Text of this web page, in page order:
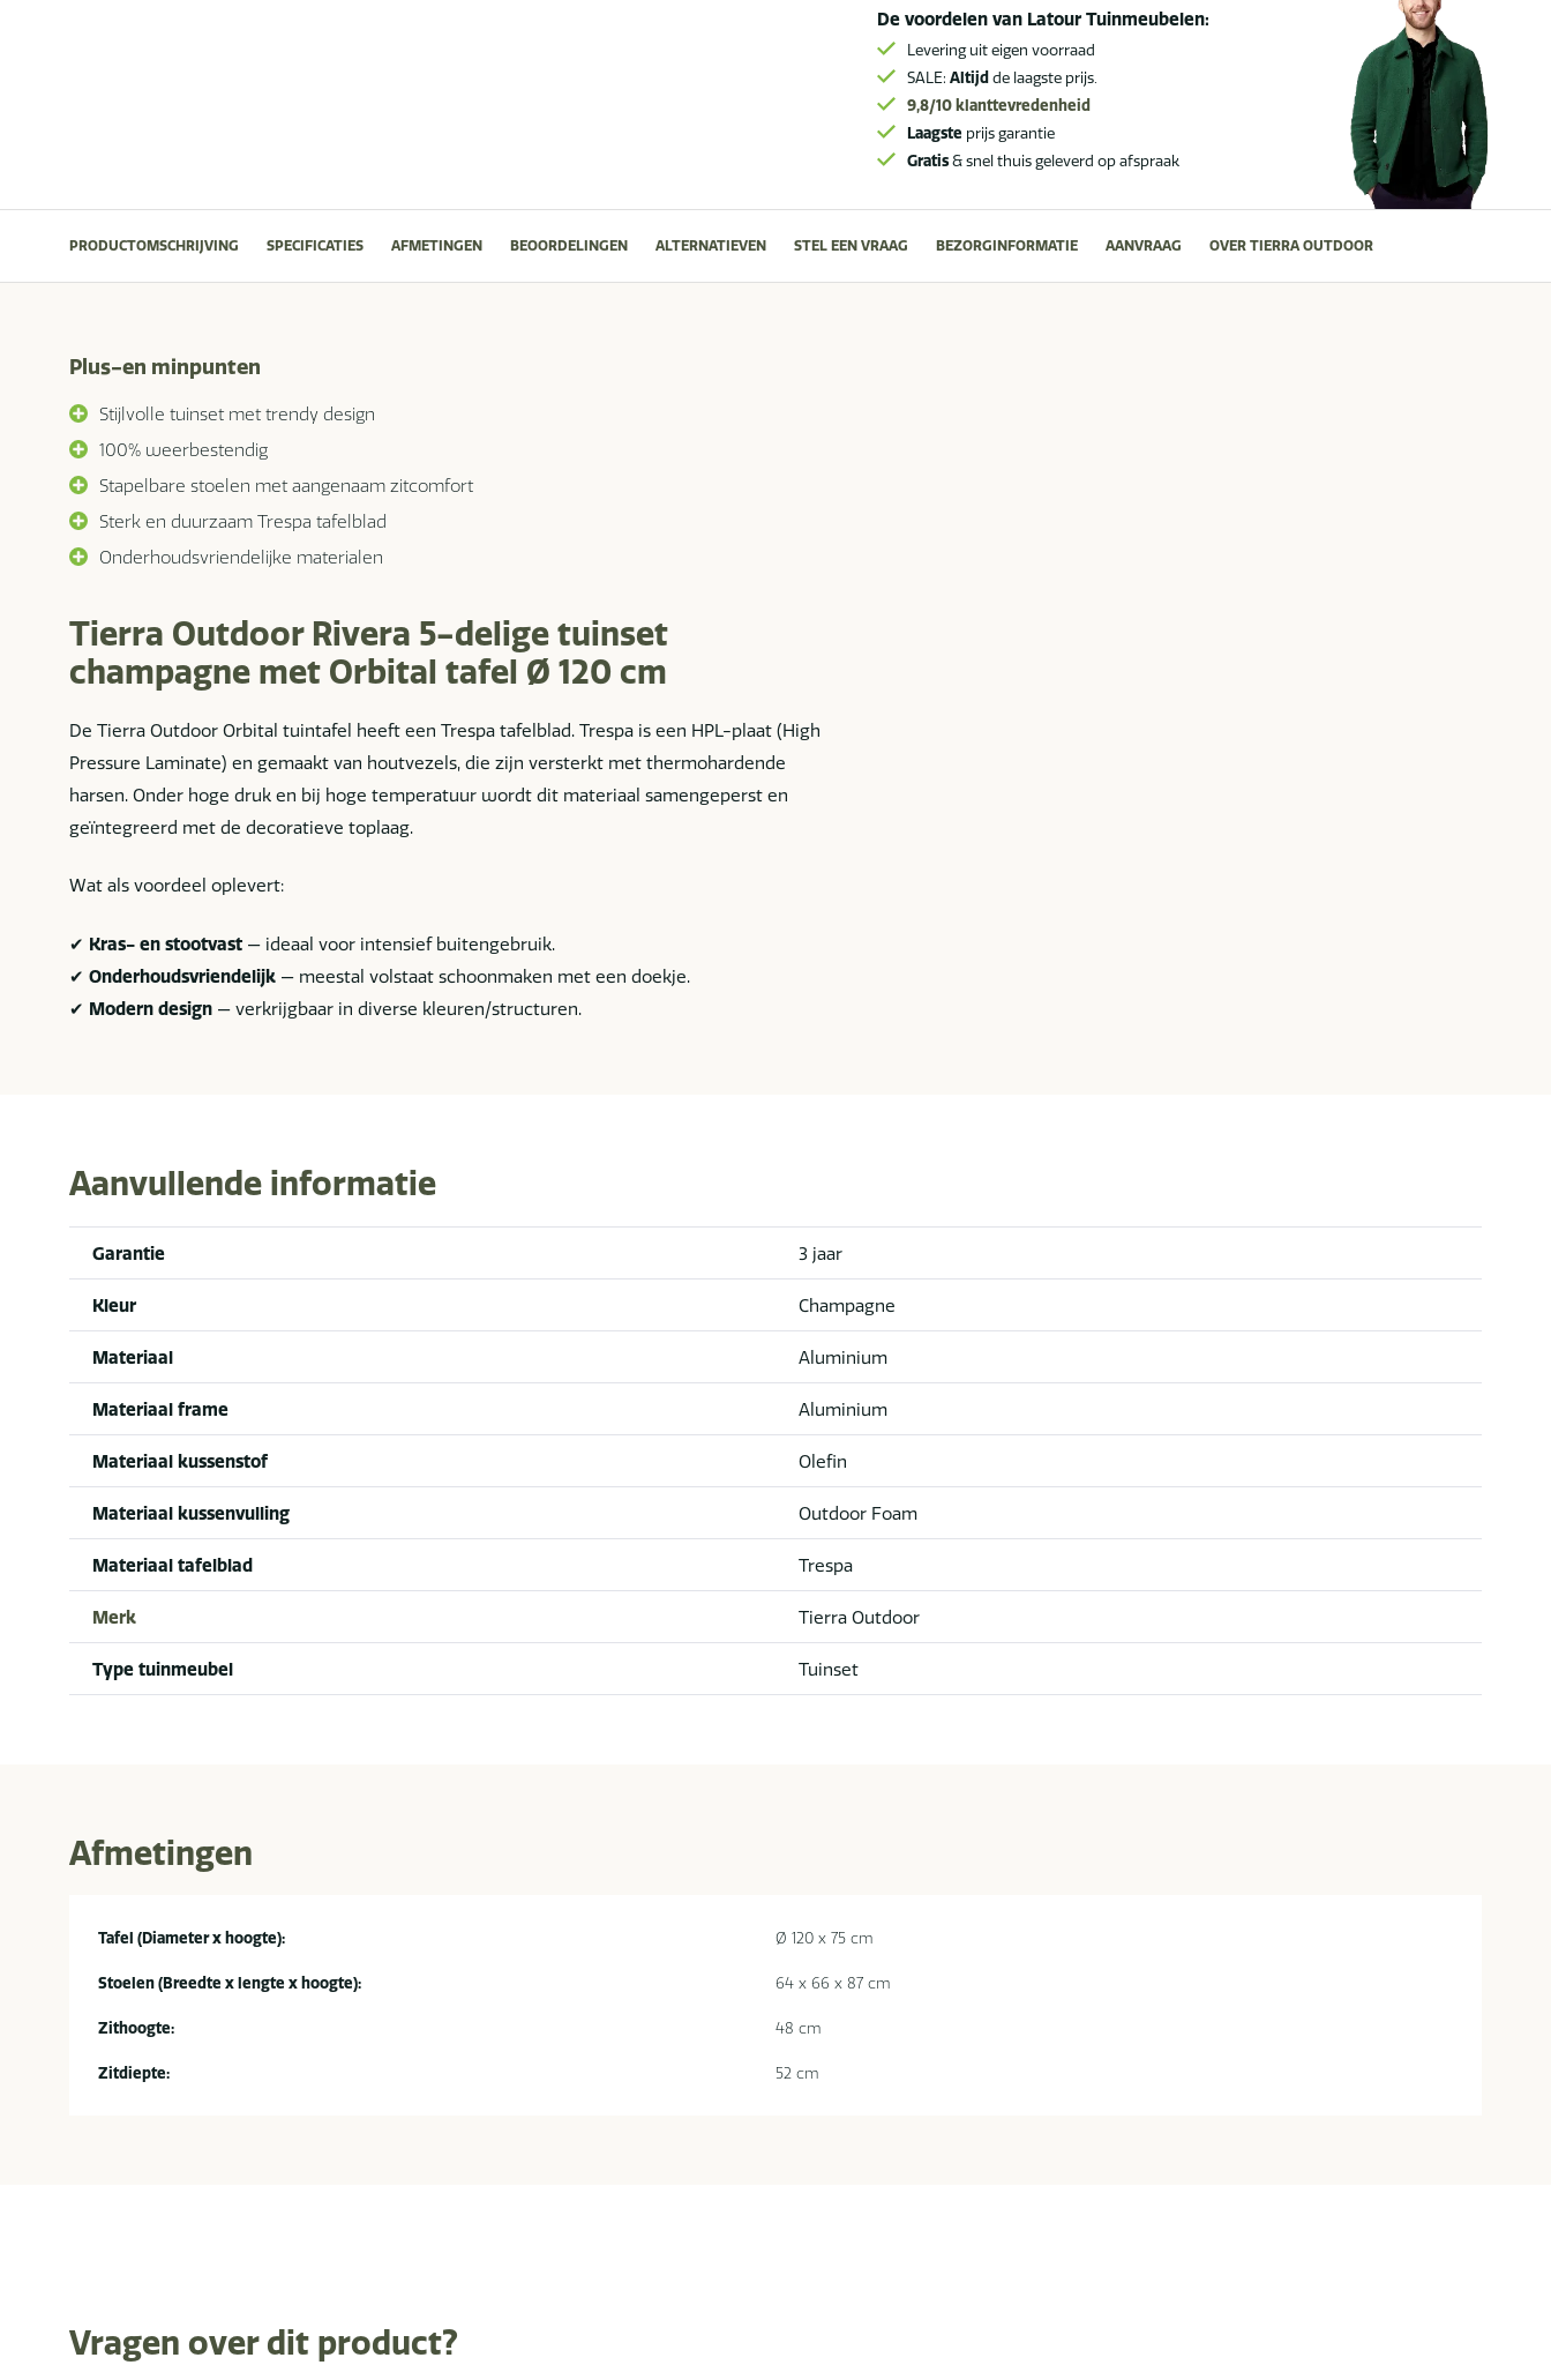
De voordelen van Latour Tuinmeubelen:
Levering uit eigen voorraad
SALE:Altijd de laagste prijs.
9,8/10 klanttevredenheid
Laagste prijs garantie
Gratis& snel thuis geleverd op afspraak
PRODUCTOMSCHRIJVING SPECIFICATIES AFMETINGEN BEOORDELINGEN ALTERNATIEVEN STEL EEN VRAAG BEZORGINFORMATIE AANVRAAG OVER TIERRA OUTDOOR
Plus-en minpunten
Stijlvolle tuinset met trendy design
100% weerbestendig
Stapelbare stoelen met aangenaam zitcomfort
Sterk en duurzaam Trespa tafelblad
Onderhoudsvriendelijke materialen
Tierra Outdoor Rivera 5-delige tuinset
champagne met Orbital tafel Ø 120 cm
De Tierra Outdoor Orbital tuintafel heeft een Trespa tafelblad. Trespa is een HPL-plaat (High
Pressure Laminate) en gemaakt van houtvezels, die zijn versterkt met thermohardende
harsen. Onder hoge druk en bij hoge temperatuur wordt dit materiaal samengeperst en
geïntegreerd met de decoratieve toplaag.
Wat als voordeel oplevert:
✔ Kras- en stootvast — ideaal voor intensief buitengebruik.
✔ Onderhoudsvriendelijk — meestal volstaat schoonmaken met een doekje.
✔ Modern design — verkrijgbaar in diverse kleuren/structuren.
Aanvullende informatie
Garantie 3 jaar
Kleur Champagne
Materiaal Aluminium
Materiaal frame Aluminium
Materiaal kussenstof Olefin
Materiaal kussenvulling Outdoor Foam
Materiaal tafelblad Trespa
Merk Tierra Outdoor
Type tuinmeubel Tuinset
Afmetingen
Tafel (Diameter x hoogte): Ø 120 x 75 cm
Stoelen (Breedte x lengte x hoogte): 64 x 66 x 87 cm
Zithoogte: 48 cm
Zitdiepte: 52 cm
Vragen over dit product?